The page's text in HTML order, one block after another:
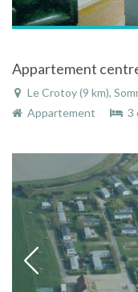
Le Crotoy (9 km),
Appartement
3